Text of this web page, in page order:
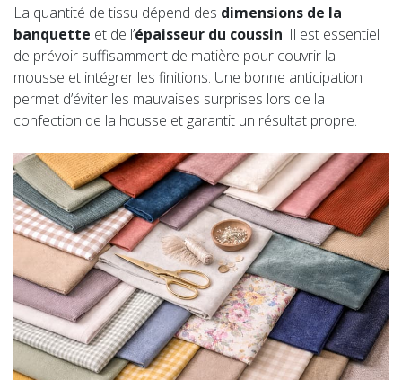
La quantité de tissu dépend des dimensions de la
banquette et de l’épaisseur du coussin. Il est essentiel
de prévoir suffisamment de matière pour couvrir la
mousse et intégrer les finitions. Une bonne anticipation
permet d’éviter les mauvaises surprises lors de la
confection de la housse et garantit un résultat propre.